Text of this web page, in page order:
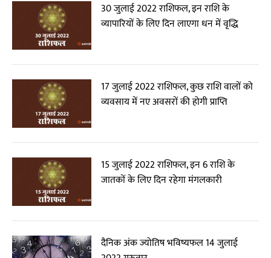
30 जुलाई 2022 राशिफल, इन राशि के
व्यापारियों के लिए दिन लाएगा धन में वृद्धि
17 जुलाई 2022 राशिफल, कुछ राशि वालों को
व्यवसाय में नए अवसरों की होगी प्राप्ति
15 जुलाई 2022 राशिफल, इन 6 राशि के
जातकों के लिए दिन रहेगा मंगलकारी
दैनिक अंक ज्योतिष भविष्यफल 14 जुलाई